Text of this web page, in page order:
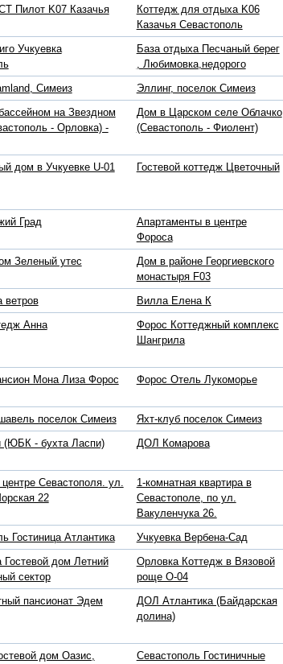
Пилот K07 Казачья
Коттедж для отдыха K06
Казачья Севастополь
Учкуевка
База отдыха Песчаный берег
, Любимовка,недорого
Симеиз Эллинг, поселок Симеиз
на Звездном
- Орловка) -
Дом в Царском селе Облачко
(Севастополь - Фиолент)
дом в Учкуевке U-01 Гостевой коттедж Цветочный
Град
Апартаменты в центре
Фороса
Зеленый утес
Дом в районе Георгиевского
монастыря F03
ветров Вилла Елена К
Анна
Форос Коттеджный комплекс
Шангрила
Мона Лиза Форос Форос Отель Лукоморье
поселок Симеиз Яхт-клуб поселок Симеиз
- бухта Ласпи) ДОЛ Комарова
центре Севастополя. ул.
22
1-комнатная квартира в
Севастополе, по ул.
Вакуленчука 26.
Гостиница Атлантика Учкуевка Вербена-Сад
Гостевой дом Летний
сектор
Орловка Коттедж в Вязовой
роще O-04
пансионат Эдем
ДОЛ Атлантика (Байдарская
долина)
дом Оазис,
Севастополь Гостиничные